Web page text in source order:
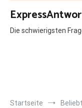
Zum
Inhalt
springen
Die schwierigsten
Startseite
Beliebt